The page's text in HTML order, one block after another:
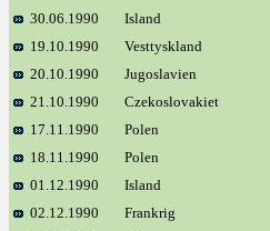
30.06.1990
Island
19.10.1990
Vesttyskland
20.10.1990
Jugoslavien
21.10.1990
Czekoslovakiet
17.11.1990
Polen
18.11.1990
Polen
01.12.1990
Island
02.12.1990
Frankrig